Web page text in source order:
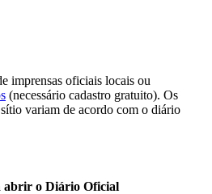
imprensas oficiais locais ou
(necessário cadastro gratuito). Os
variam de acordo com o diário
abrir o Diário Oficial